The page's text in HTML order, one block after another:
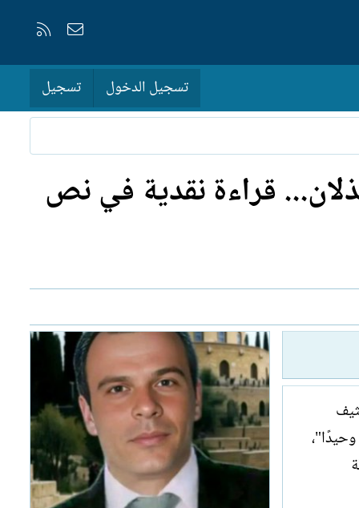
إتصل بنا
تسجيل الدخول تسجيل
قراءة نقدية في نص
وحيدًا"،